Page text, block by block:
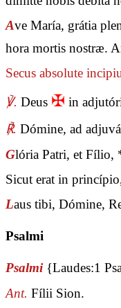
Ave María, grátia
hora mortis nostræ.
Secus absolute
℣. Deus ✠ in
℟. Dómine, ad
Glória Patri, et Fílio,
Sicut erat in
Laus tibi, Dómine,
Psalmi
Psalmi {Laudes:1
Ant. Fílii Sion.